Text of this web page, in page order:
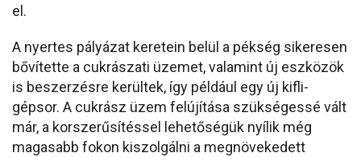
el.
A nyertes pályázat keretein belül a pékség sikeresen
bővítette a cukrászati üzemet, valamint új eszközök
is beszerzésre kerültek, így például egy új kifli-
gépsor. A cukrász üzem felújítása szükségessé vált
már, a korszerűsítéssel lehetőségük nyílik még
magasabb fokon kiszolgálni a megnövekedett